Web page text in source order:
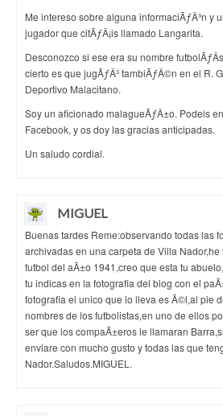
Me intereso sobre alguna informaciÃƒÂ³n y
jugador que citÃƒÂ¡is llamado Langarita.
Desconozco si ese era su nombre
cierto es que jugÃƒÂ³ tambiÃƒÂ©n en el R.
Deportivo Malacitano.
Soy un aficionado malagueÃƒÂ±o. Podeis
Facebook, y os doy las gracias anticipadas.
Un saludo cordial.
MIGUEL
Buenas tardes Reme:observando todas las
archivadas en una carpeta de Villa
futbol del aÃ±o 1941,creo que esta tu
tu indicas en la fotografia del blog con el
fotografia el unico que lo lleva es Ã©l,al pie
nombres de los futbolistas,en uno de ellos
ser que los compaÃ±eros le llamaran
enviare con mucho gusto y todas las que
Nador.Saludos.MIGUEL.